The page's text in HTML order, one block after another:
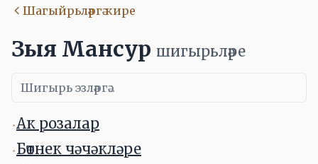
Шагыйрьләргә кире
Зыя Мансур шигырьләре
•Ак розалар
•Бөтнек чәчәкләре